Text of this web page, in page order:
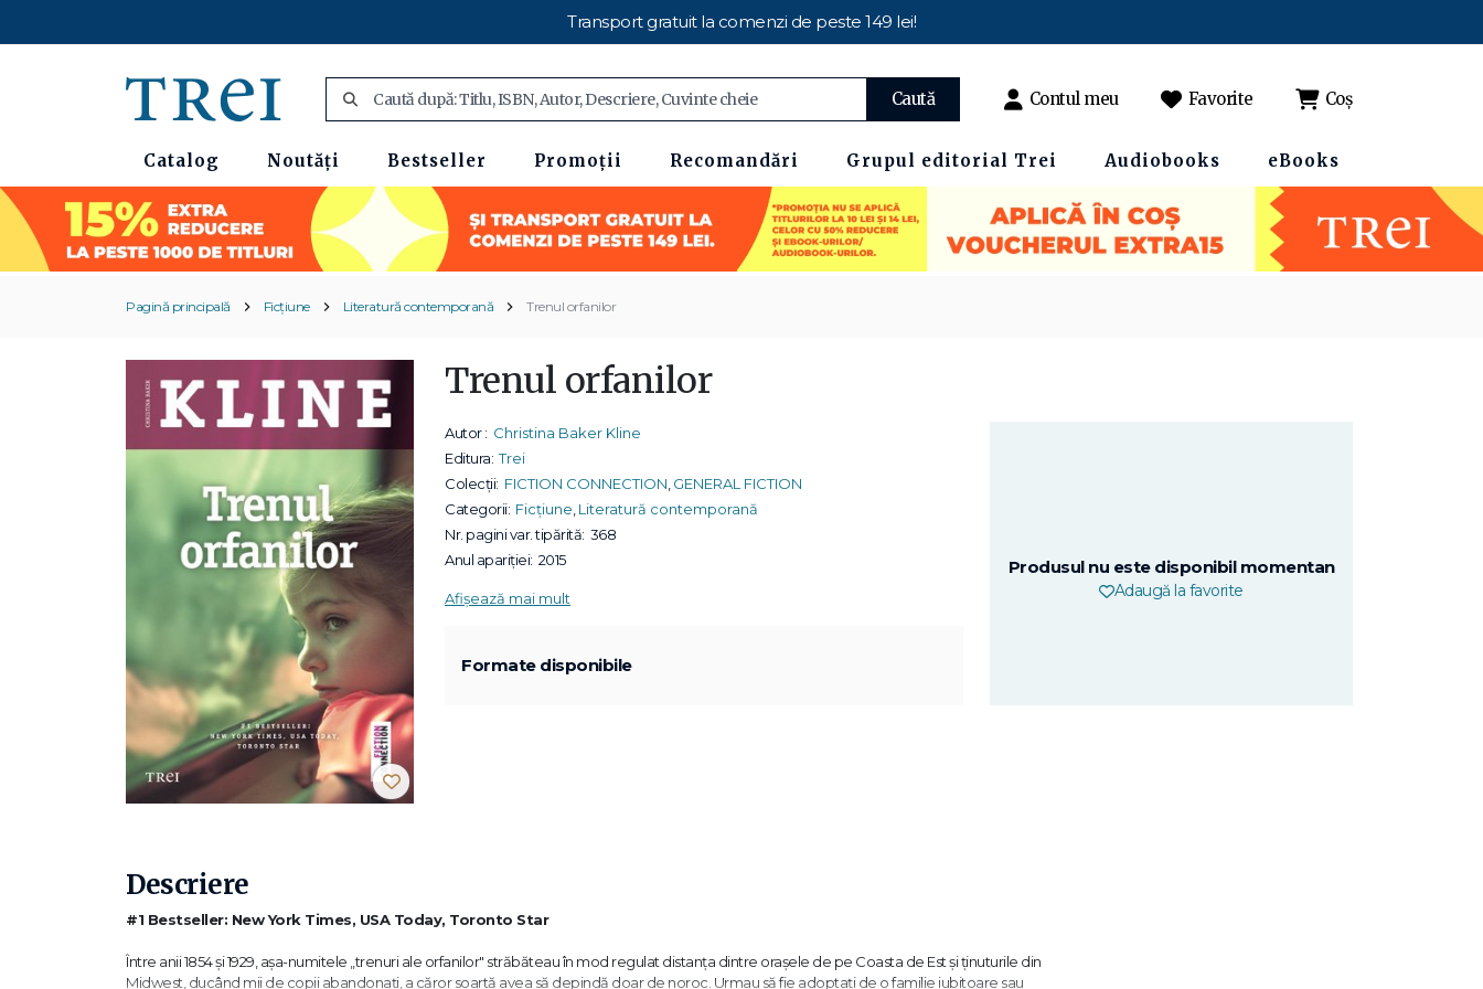
Transport gratuit la comenzi de peste 149 lei!
Caută Contul meu Favorite Coș
Catalog Noutăți Bestseller Promoții Recomandări Grupul editorial Trei Audiobooks eBooks
Pagină principală Ficțiune Literatură contemporană Trenul orfanilor
Trenul orfanilor
Autor : Christina Baker Kline
Editura: Trei
Colecții: FICTION CONNECTION GENERAL FICTION
Categorii: Ficțiune Literatură contemporană
Nr. pagini var. tipărită: 368
Anul apariției: 2015
Afișează mai mult
Formate disponibile
Produsul nu este disponibil momentan
Adaugă la favorite
Descriere
#1 Bestseller: New York Times, USA Today, Toronto Star
Între anii 1854 şi 1929, aşa-numitele „trenuri ale orfanilor" străbăteau în mod regulat distanţa dintre oraşele de pe Coasta de Est şi ţinuturile din
Midwest, ducând mii de copii abandonaţi, a căror soartă avea să depindă doar de noroc. Urmau să fie adoptaţi de o familie iubitoare sau